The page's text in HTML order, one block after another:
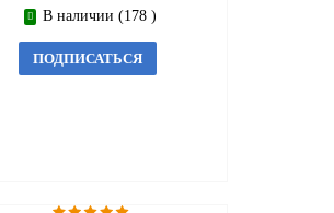
В наличии (178 )
ПОДПИСАТЬСЯ